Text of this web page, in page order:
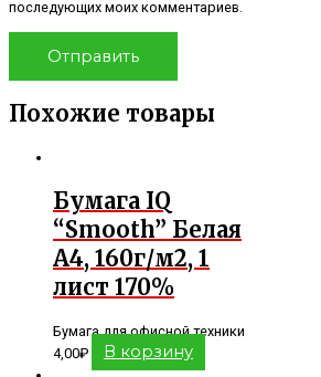
последующих моих комментариев.
Похожие товары
Бумага IQ
“Smooth” Белая
А4, 160г/м2, 1
лист 170%
Бумага для офисной техники
4,00₽ В корзину